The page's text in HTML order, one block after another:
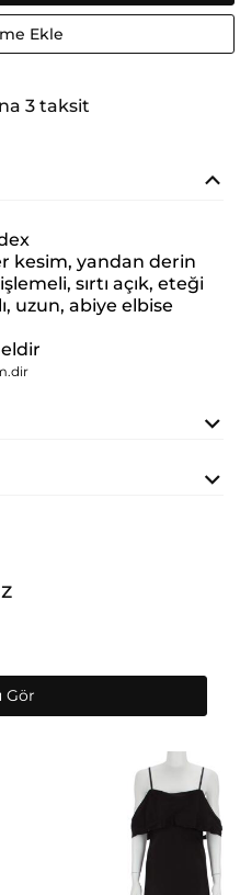
Ekle
3 taksit
kesim, yandan derin
sırtı açık, eteği
uzun, abiye elbise
Gör